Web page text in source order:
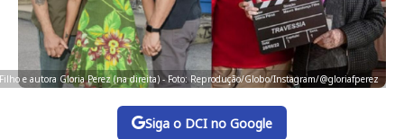
e autora Gloria Perez (na direita) - Foto: Reprodução/Globo/Instagram/@gloriafperez
Siga o DCI no Google